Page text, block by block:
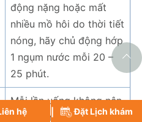
động nặng hoặc mất
nhiều mồ hôi do thời tiết
nóng, hãy chủ động hớp
1 ngụm nước mỗi 20 –
25 phút.
Mỗi lần uống không nên
quá 250ml nước. Chia
hệ Đặt Lịch khám